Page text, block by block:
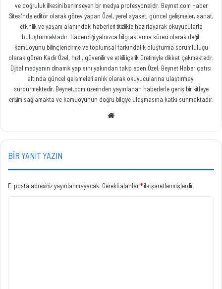
ve doğruluk ilkesini benimseyen bir medya profesyonelidir. Beynet.com Haber
Sitesi’nde editör olarak görev yapan Özel, yerel siyaset, güncel gelişmeler, sanat,
etkinlik ve yaşam alanındaki haberleri titizlikle hazırlayarak okuyucularla
buluşturmaktadır. Haberciliği yalnızca bilgi aktarma süreci olarak değil;
kamuoyunu bilinçlendirme ve toplumsal farkındalık oluşturma sorumluluğu
olarak gören Kadir Özel, hızlı, güvenilir ve etkili içerik üretimiyle dikkat çekmektedir.
Dijital medyanın dinamik yapısını yakından takip eden Özel, Beynet Haber çatısı
altında güncel gelişmeleri anlık olarak okuyucularına ulaştırmayı
sürdürmektedir. Beynet.com üzerinden yayınlanan haberlerle geniş bir kitleye
erişim sağlamakta ve kamuoyunun doğru bilgiye ulaşmasına katkı sunmaktadır.
BIR YANIT YAZIN
E-posta adresiniz yayınlanmayacak. Gerekli alanlar*ile işaretlenmişlerdir